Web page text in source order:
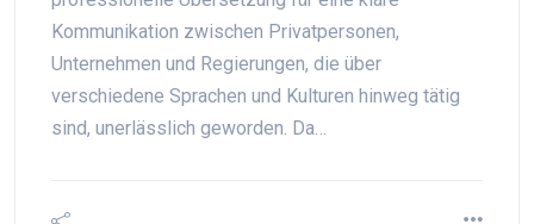
Kommunikation zwischen Privatpersonen,
Unternehmen und Regierungen, die über
verschiedene Sprachen und Kulturen hinweg tätig
sind, unerlässlich geworden. Da…